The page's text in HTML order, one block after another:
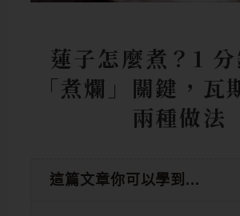
蓮子怎麼煮？1
「煮爛」關鍵，瓦
兩種做法
這篇文章你可以學到...